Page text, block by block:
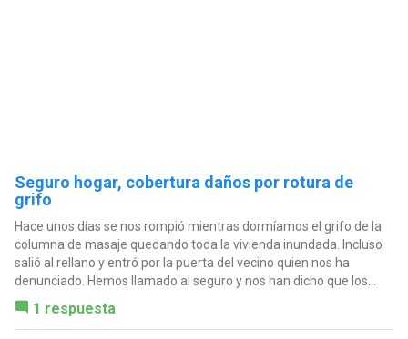
Seguro hogar, cobertura daños por rotura de
grifo
Hace unos días se nos rompió mientras dormíamos el grifo de la
columna de masaje quedando toda la vivienda inundada. Incluso
salió al rellano y entró por la puerta del vecino quien nos ha
denunciado. Hemos llamado al seguro y nos han dicho que los...
1 respuesta